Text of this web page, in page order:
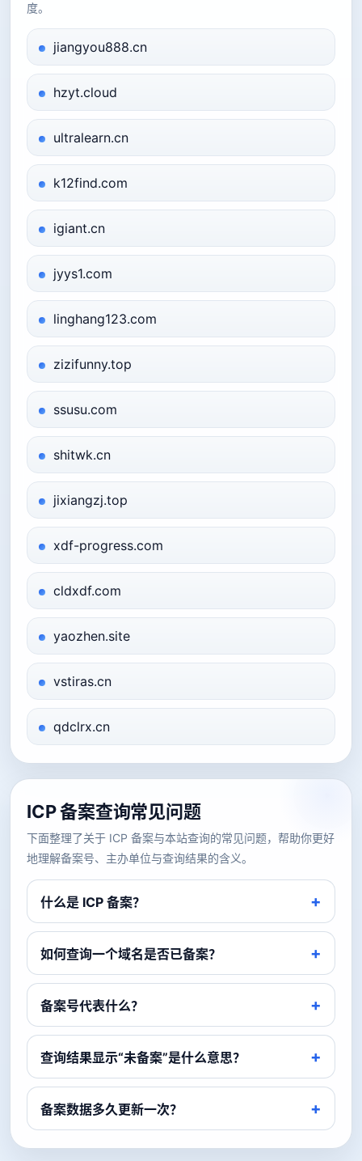
度。
jiangyou888.cn
hzyt.cloud
ultralearn.cn
k12find.com
igiant.cn
jyys1.com
linghang123.com
zizifunny.top
ssusu.com
shitwk.cn
jixiangzj.top
xdf-progress.com
cldxdf.com
yaozhen.site
vstiras.cn
qdclrx.cn
ICP 备案查询常见问题
下面整理了关于 ICP 备案与本站查询的常见问题，帮助你更好
地理解备案号、主办单位与查询结果的含义。
什么是 ICP 备案？
如何查询一个域名是否已备案？
备案号代表什么？
查询结果显示“未备案”是什么意思？
备案数据多久更新一次？